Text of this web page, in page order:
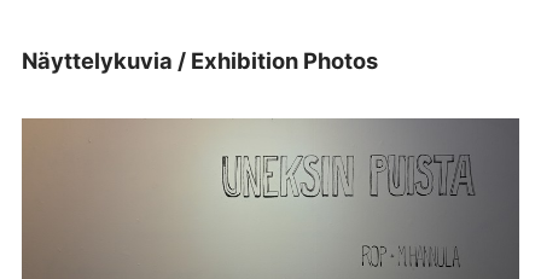
Näyttelykuvia / Exhibition Photos